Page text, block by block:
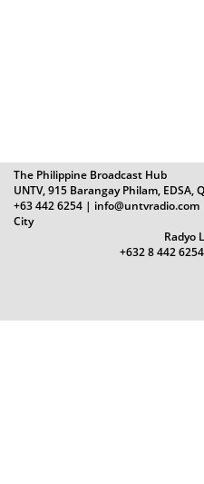
The Philippine Broadcast Hub
UNTV, 915 Barangay Philam, EDSA,
+63 442 6254 | info@untvradio.com
City
Radyo
+632 8 442